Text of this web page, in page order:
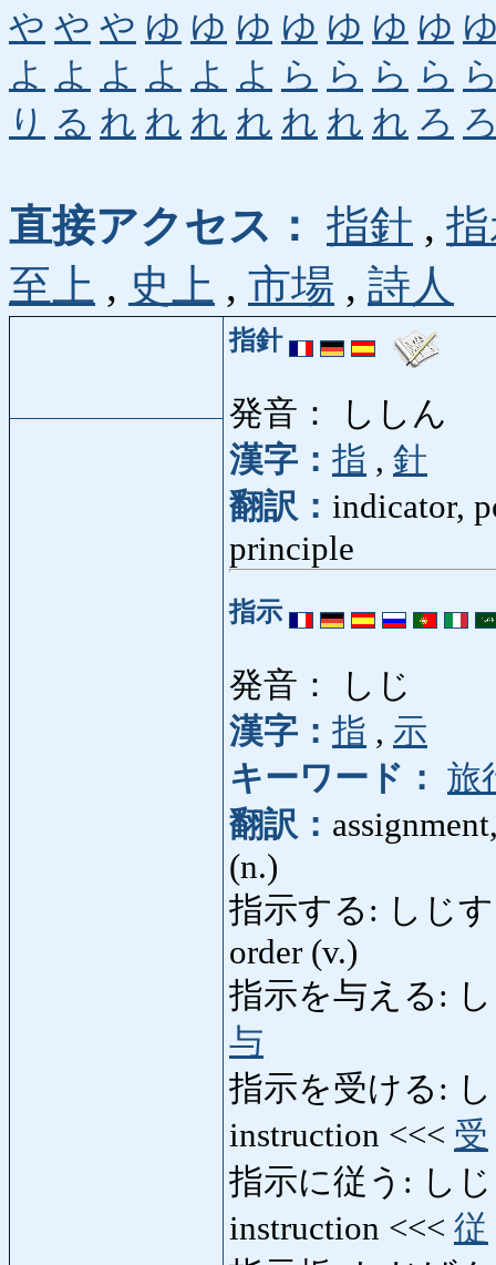
や や や ゆ ゆ ゆ ゆ ゆ ゆ ゆ
よ よ よ よ よ よ ら ら ら ら
り る れ れ れ れ れ れ れ ろ
直接アクセス： 指針 ,
至上 , 史上 , 市場 , 詩人
指針
発音： ししん
漢字： 指 , 針
翻訳： indicator,
principle
指示
発音： しじ
漢字： 指 , 示
キーワード： 旅
翻訳：
(n.)
指示する: しじす
order (v.)
指示を与える:
与
指示を受ける: し
instruction <<< 受
指示に従う: し
instruction <<< 従